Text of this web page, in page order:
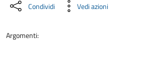
Condividi Vedi azioni
Argomenti: